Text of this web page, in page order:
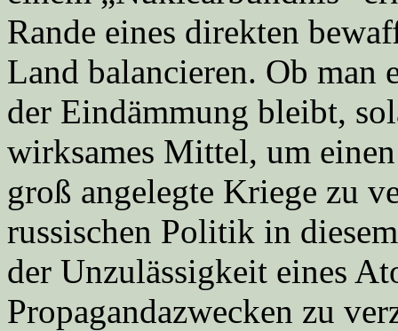
Rande eines direkten
Land balancieren. Ob man
der Eindämmung bleibt,
wirksames Mittel, um
groß angelegte Kriege zu
russischen Politik in
der Unzulässigkeit eines
Propagandazwecken zu